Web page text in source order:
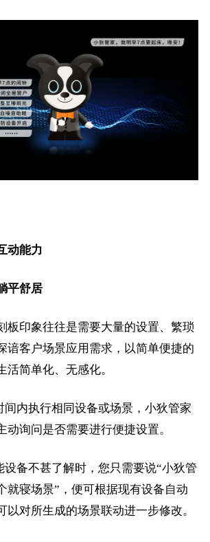
动能力
平舒居
板印象往往是需要大量的设置、繁琐
谙客户场景应用需求，以简单便捷的
活简单化、无感化。
间内执行相同设备或场景，小狄管家
动询问是否需要进行便捷设置。
设备不甚了解时，您只需要说“小狄管
就寝场景”，便可根据现有设备自动
以对所生成的场景联动进一步修改。